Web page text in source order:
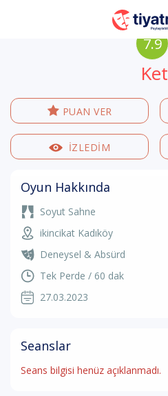
7.9
Ket
PUAN VER
İZLEDİM
Oyun Hakkında
Soyut Sahne
ikincikat Kadıköy
Deneysel & Absürd
Tek Perde / 60 dak
27.03.2023
Seanslar
Seans bilgisi henüz açıklanmadı.